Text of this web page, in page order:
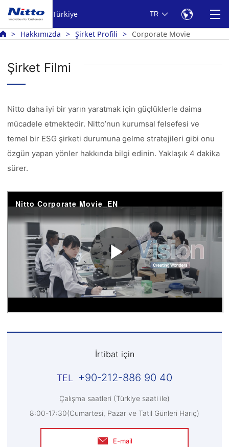
Türkiye TR
Hakkımızda Şirket Profili Corporate Movie
Şirket Filmi
Nitto daha iyi bir yarın yaratmak için güçlüklerle daima
mücadele etmektedir. Nitto’nun kurumsal felsefesi ve
temel bir ESG şirketi durumuna gelme stratejileri gibi onu
özgün yapan yönler hakkında bilgi edinin. Yaklaşık 4 dakika
sürer.
İrtibat için
+90-212-886 90 40
Çalışma saatleri (Türkiye saati ile)
8:00-17:30(Cumartesi, Pazar ve Tatil Günleri Hariç)
E-mail